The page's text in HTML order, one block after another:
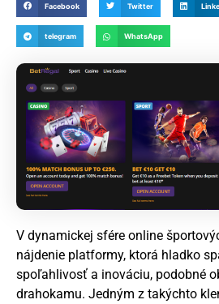
Facebook Twitter
telegram WhatsApp
V dynamickej sfére online
nájdenie platformy, ktorá hladko
spoľahlivosť a inováciu, podobné
drahokamu. Jedným z takýchto